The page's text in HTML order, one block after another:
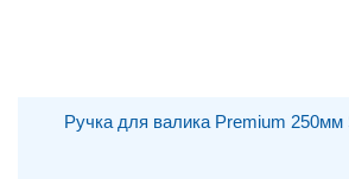
Ручка для валика Premium 250мм